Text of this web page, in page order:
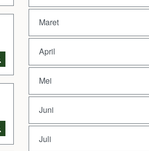
Maret
April
Mei
Juni
Juli